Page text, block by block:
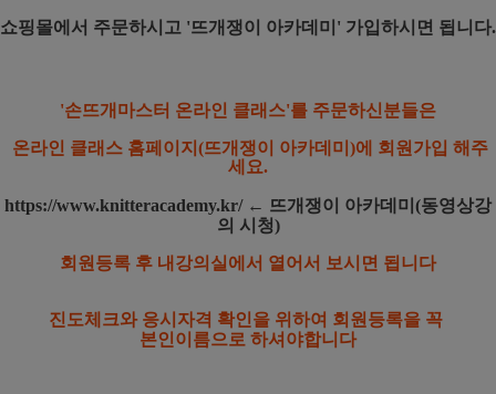
쇼핑몰에서 주문하시고 '뜨개쟁이 아카데미' 가입하시면 됩니다.
'손뜨개마스터 온라인 클래스'를 주문하신분들은
온라인 클래스 홈페이지(뜨개쟁이 아카데미)에 회원가입 해주
세요.
https://www.knitteracademy.kr/← 뜨개쟁이 아카데미(동영상강
의 시청)
회원등록 후 내강의실에서 열어서 보시면 됩니다
진도체크와 응시자격 확인을 위하여 회원등록을 꼭
본인이름으로 하셔야합니다